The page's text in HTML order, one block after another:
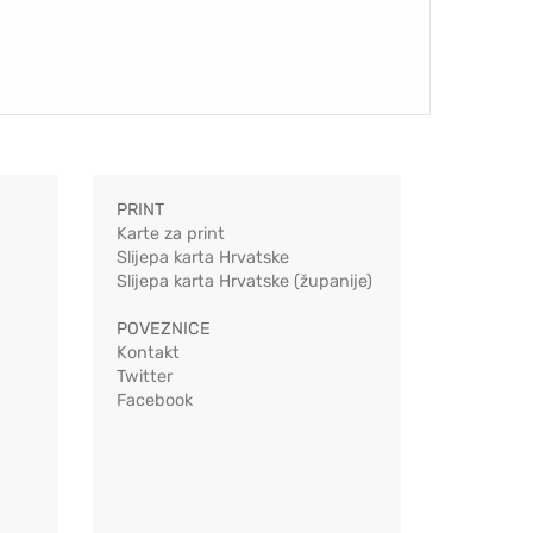
PRINT
Karte za print
Slijepa karta Hrvatske
Slijepa karta Hrvatske (županije)
POVEZNICE
Kontakt
Twitter
Facebook